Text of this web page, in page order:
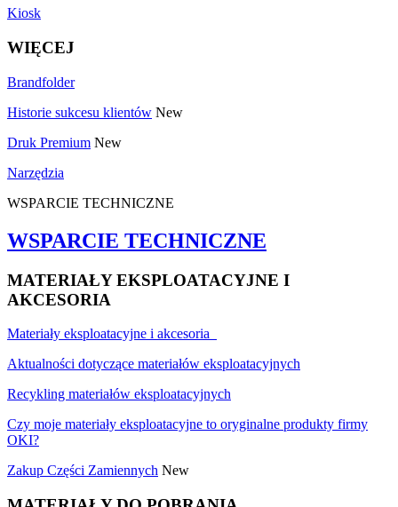
Kiosk
WIĘCEJ
Brandfolder
Historie sukcesu klientów New
Druk Premium New
Narzędzia
WSPARCIE TECHNICZNE
WSPARCIE TECHNICZNE
MATERIAŁY EKSPLOATACYJNE I
AKCESORIA
Materiały eksploatacyjne i akcesoria
Aktualności dotyczące materiałów eksploatacyjnych
Recykling materiałów eksploatacyjnych
Czy moje materiały eksploatacyjne to oryginalne produkty firmy
OKI?
Zakup Części Zamiennych New